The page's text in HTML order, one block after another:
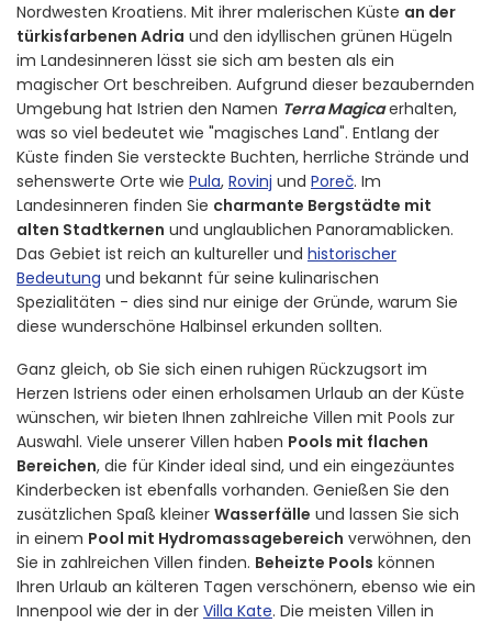
Nordwesten Kroatiens. Mit ihrer malerischen Küste an der
türkisfarbenen Adria und den idyllischen grünen Hügeln
im Landesinneren lässt sie sich am besten als ein
magischer Ort beschreiben. Aufgrund dieser bezaubernden
Umgebung hat Istrien den Namen Terra Magicaerhalten,
was so viel bedeutet wie "magisches Land". Entlang der
Küste finden Sie versteckte Buchten, herrliche Strände und
sehenswerte Orte wie Pula, Rovinj und Poreč. Im
Landesinneren finden Sie charmante Bergstädte mit
alten Stadtkernen und unglaublichen Panoramablicken.
Das Gebiet ist reich an kultureller und historischer
Bedeutung und bekannt für seine kulinarischen
Spezialitäten - dies sind nur einige der Gründe, warum Sie
diese wunderschöne Halbinsel erkunden sollten.
Ganz gleich, ob Sie sich einen ruhigen Rückzugsort im
Herzen Istriens oder einen erholsamen Urlaub an der Küste
wünschen, wir bieten Ihnen zahlreiche Villen mit Pools zur
Auswahl. Viele unserer Villen haben Pools mit flachen
Bereichen, die für Kinder ideal sind, und ein eingezäuntes
Kinderbecken ist ebenfalls vorhanden. Genießen Sie den
zusätzlichen Spaß kleiner Wasserfälle und lassen Sie sich
in einem Pool mit Hydromassagebereich verwöhnen, den
Sie in zahlreichen Villen finden. Beheizte Pools können
Ihren Urlaub an kälteren Tagen verschönern, ebenso wie ein
Innenpool wie der in der Villa Kate. Die meisten Villen in